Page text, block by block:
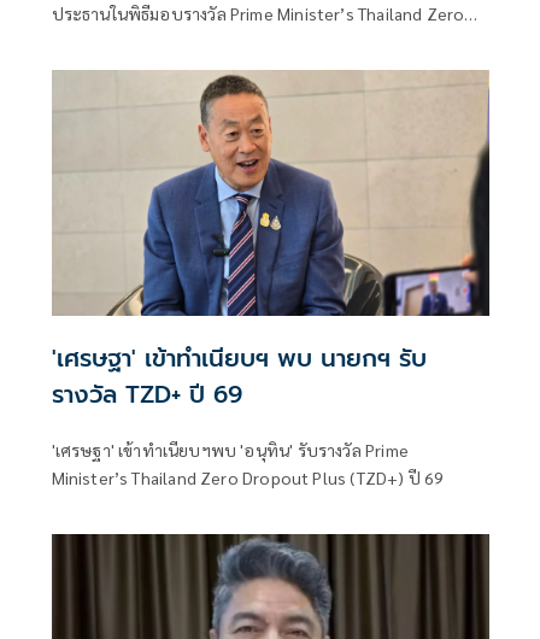
ประธานในพิธีมอบรางวัล Prime Minister’s Thailand Zero
นายเศรษฐา ทวีสิน อดีตนายกรัฐมนตรี เข้ารับรางวัลเกียรติยศ
เพื่อยกย่องเชิดชูเกียรติ ในฐานะผู้ริเริ่มผลักดันโครงการ
Thailand Zero Dropout ให้เป็นวาระแห่งชาติ คืนโอกาสและ
อนาคตให้เด็กและเยาวชนนอกระบบการศึกษาไทย
'เศรษฐา' เข้าทำเนียบฯ พบ นายกฯ รับ
รางวัล TZD+ ปี 69
'เศรษฐา' เข้าทำเนียบฯพบ 'อนุทิน' รับรางวัล Prime
Minister’s Thailand Zero Dropout Plus (TZD+) ปี 69